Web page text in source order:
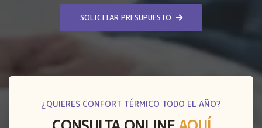
SOLICITAR PRESUPUESTO
¿QUIERES CONFORT TÉRMICO TODO EL AÑO?